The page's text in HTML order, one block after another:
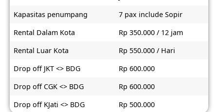
Kapasitas penumpang
7 pax include Sopir
Rental Dalam Kota
Rp 350.000 / 12 jam
Rental Luar Kota
Rp 550.000 / Hari
Drop off JKT <> BDG
Rp 600.000
Drop off CGK <> BDG
Rp 600.000
Drop off KJati <> BDG
Rp 500.000